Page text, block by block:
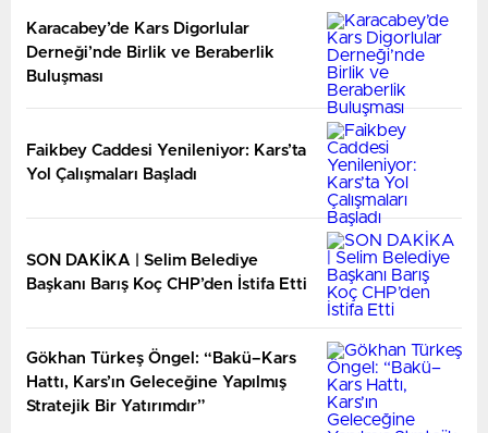
Karacabey’de Kars Digorlular
Derneği’nde Birlik ve Beraberlik
Buluşması
Faikbey Caddesi Yenileniyor: Kars’ta
Yol Çalışmaları Başladı
SON DAKİKA | Selim Belediye
Başkanı Barış Koç CHP’den İstifa Etti
Gökhan Türkeş Öngel: “Bakü–Kars
Hattı, Kars’ın Geleceğine Yapılmış
Stratejik Bir Yatırımdır”